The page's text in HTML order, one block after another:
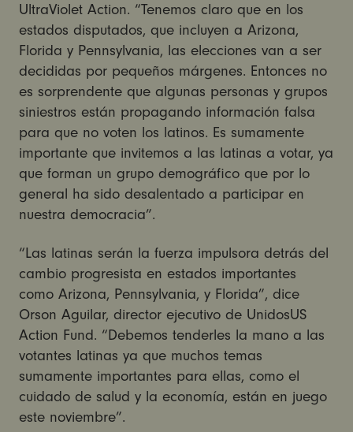
UltraViolet Action. “Tenemos claro que en los
estados disputados, que incluyen a Arizona,
Florida y Pennsylvania, las elecciones van a ser
decididas por pequeños márgenes. Entonces no
es sorprendente que algunas personas y grupos
siniestros están propagando información falsa
para que no voten los latinos. Es sumamente
importante que invitemos a las latinas a votar, ya
que forman un grupo demográfico que por lo
general ha sido desalentado a participar en
nuestra democracia”.
“Las latinas serán la fuerza impulsora detrás del
cambio progresista en estados importantes
como Arizona, Pennsylvania, y Florida”, dice
Orson Aguilar, director ejecutivo de UnidosUS
Action Fund. “Debemos tenderles la mano a las
votantes latinas ya que muchos temas
sumamente importantes para ellas, como el
cuidado de salud y la economía, están en juego
este noviembre”.